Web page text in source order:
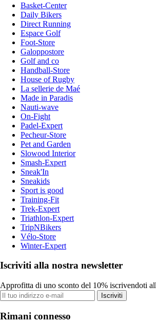
Basket-Center
Daily Bikers
Direct Running
Espace Golf
Foot-Store
Galoppostore
Golf and co
Handball-Store
House of Rugby
La sellerie de Maé
Made in Paradis
Nauti-wave
On-Fight
Padel-Expert
Pecheur-Store
Pet and Garden
Slowood Interior
Smash-Expert
Sneak'In
Sneakids
Sport is good
Training-Fit
Trek-Expert
Triathlon-Expert
TripNBikers
Vélo-Store
Winter-Expert
Iscriviti alla nostra newsletter
Approfitta di uno sconto del 10% iscrivendoti
Iscriviti
Rimani connesso